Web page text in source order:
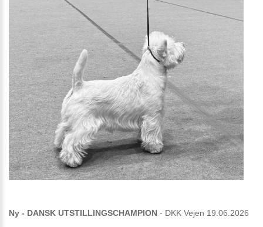
Ny - DANSK UTSTILLINGSCHAMPION - DKK Vejen 19.06.2026